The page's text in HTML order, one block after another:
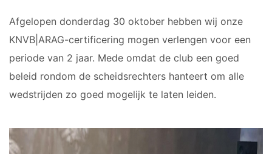
JO8-1
JO8-2
JO8-5JM
JO9-1
4-5
JARIGEN
JARIGEN
HEREN
HEREN
2
Afgelopen donderdag 30 oktober hebben wij onze
KNVB|ARAG-certificering mogen verlengen voor een
periode van 2 jaar. Mede omdat de club een goed
beleid rondom de scheidsrechters hanteert om alle
wedstrijden zo goed mogelijk te laten leiden.